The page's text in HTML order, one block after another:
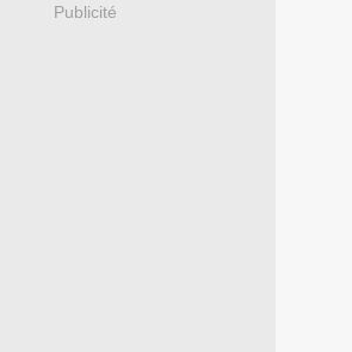
Publicité